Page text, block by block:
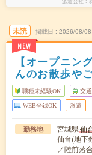
未読
NEW
掲載日 2026/08/08
【オープニン
んのお散歩や
職種未経験OK 交
WEB登録OK 派遣
勤務地 宮城県仙
仙台(地下
／陸前落